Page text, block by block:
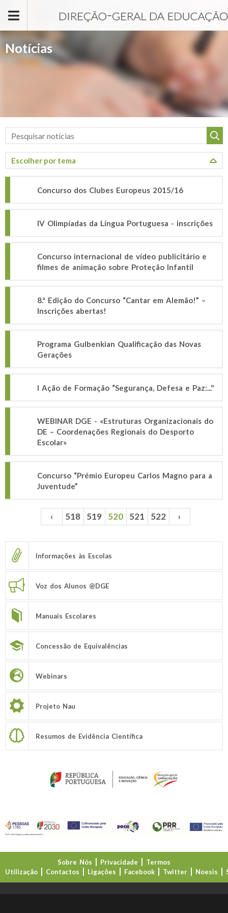
Notícias
Concurso dos Clubes Europeus 2015/16
IV Olimpíadas da Língua Portuguesa - inscrições
Concurso internacional de vídeo publicitário e
filmes de animação sobre Proteção Infantil
8.ª Edição do Concurso “Cantar em Alemão!” –
Inscrições abertas!
Programa Gulbenkian Qualificação das Novas
Gerações
I Ação de Formação “Segurança, Defesa e Paz:..."
WEBINAR DGE - «Estruturas Organizacionais do
DE – Coordenações Regionais do Desporto
Escolar»
Concurso “Prémio Europeu Carlos Magno para a
Juventude”
Páginas ‹ 518 519 520 521 522 ›
Informações às Escolas
Voz dos Alunos @DGE
Manuais Escolares
Concessão de Equivalências
Webinars
Projeto Nau
Resumos de Evidência Científica
Sobre Nós Privacidade
Termos
Utilização
Contactos Ligações Facebook Twitter Noesis